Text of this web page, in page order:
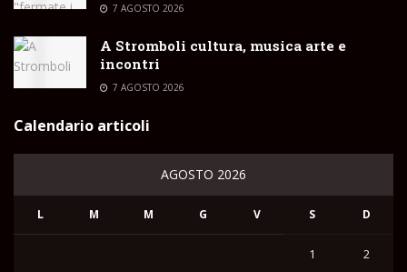
7 AGOSTO 2026
A Stromboli cultura, musica arte e
incontri
7 AGOSTO 2026
Calendario articoli
AGOSTO 2026
L M M G V S D
1 2